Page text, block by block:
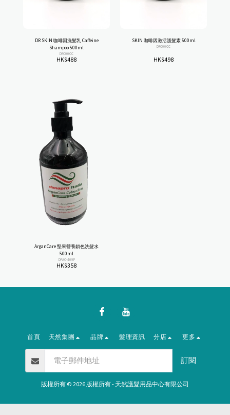
DR SKIN 咖啡因洗髮乳 Caffeine
Shampoo 500ml
DRC00CC
HK$488
SKIN 咖啡因激活護髮素 500ml
DRC00CC
HK$498
ArganCare 堅果營養鎖色洗髮水
500ml
DPAC-409P
HK$358
首頁 天然集團 品牌 髮理資訊 分店 更多
訂閱
版權所有 © 2026 版權所有 - 天然護髮用品中心有限公司